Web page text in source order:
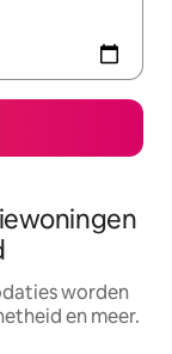
worden
en meer.